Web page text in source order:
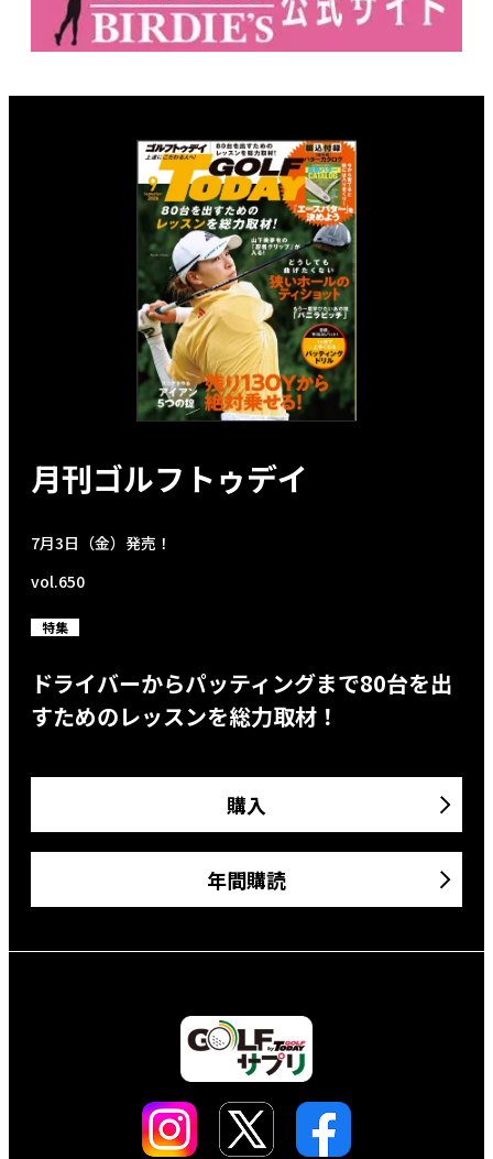
月刊ゴルフトゥデイ
7月3日（金）発売！
vol.650
特集
ドライバーからパッティングまで80台を出
すためのレッスンを総力取材！
購入
年間購読